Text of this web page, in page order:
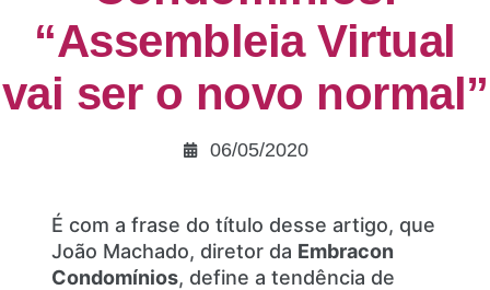
“Assembleia Virtual
vai ser o novo normal”
06/05/2020
É com a frase do título desse artigo, que
João Machado, diretor da Embracon
Condomínios, define a tendência de